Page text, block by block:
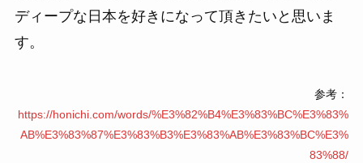
ディープな日本を好きになって頂きたいと思いま
す。
参考：
https://honichi.com/words/%E3%82%B4%E3%83%BC%E3%83%
AB%E3%83%87%E3%83%B3%E3%83%AB%E3%83%BC%E3%
83%88/